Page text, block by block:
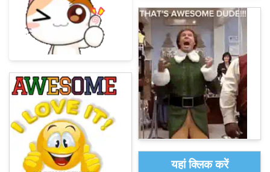
यहां क्लिक करें